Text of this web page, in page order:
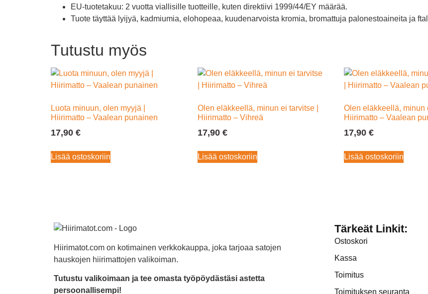
EU-tuotetakuu: 2 vuotta viallisille tuotteille, kuten direktiivi 1999/44/EY määrää.
Tuote täyttää lyijyä, kadmiumia, elohopeaa, kuudenarvoista kromia, bromattuja palonestoaineita ja
Tutustu myös
Luota minuun, olen myyjä |
Hiirimatto – Vaalean punainen
17,90 €
Lisää ostoskoriin
Olen eläkkeellä, minun ei tarvitse |
Hiirimatto – Vihreä
17,90 €
Lisää ostoskoriin
Olen eläkkeellä, minun
Hiirimatto – Vaalean
17,90€
Lisää ostoskoriin
Hiirimatot.com on kotimainen verkkokauppa, joka tarjoaa satojen
hauskojen hiirimattojen valikoiman.
Tutustu valikoimaan ja tee omasta työpöydästäsi astetta
persoonallisempi!
Tärkeät Linkit:
Ostoskori
Kassa
Toimitus
Toimituksen seuranta